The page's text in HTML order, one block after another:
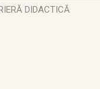
DIDACTICĂ